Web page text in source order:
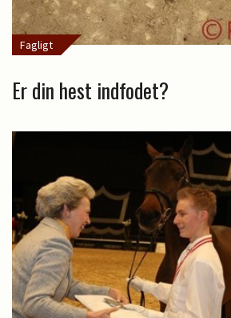
Fagligt
Er din hest indfodet?